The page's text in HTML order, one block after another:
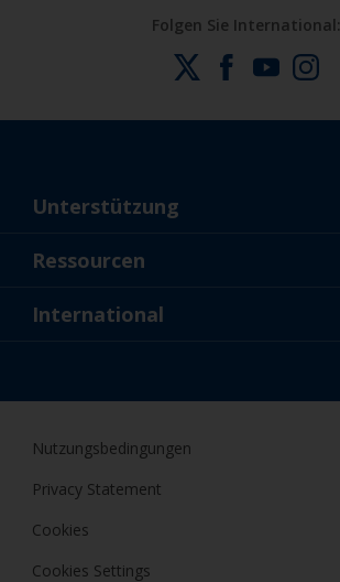
Folgen Sie International:
Unterstützung
Über uns
Ressourcen
Aktuelles
International
Nutzungsbedingungen
Privacy Statement
Cookies
Cookies Settings